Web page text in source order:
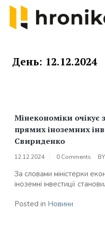
Skip
content
День: 12.12.2024
Мінекономіки очікує
прямих іноземних
Свириденко
12.12.2024 0 Comments BY
За словами міністерки
іноземні інвестиції
Posted in Новини